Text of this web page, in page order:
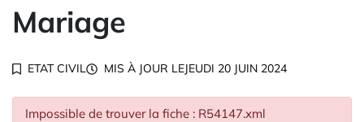
Mariage
ETAT CIVIL MIS À JOUR LEJEUDI 20 JUIN 2024
Impossible de trouver la fiche : R54147.xml